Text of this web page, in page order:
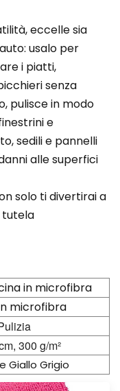
eccelle sia
usalo per
i piatti,
senza
pulisce in modo
e
sedili e pannelli
alle superfici
solo ti divertirai a
tutela
in microfibra
microfibra
300 g/m²
Giallo Grigio